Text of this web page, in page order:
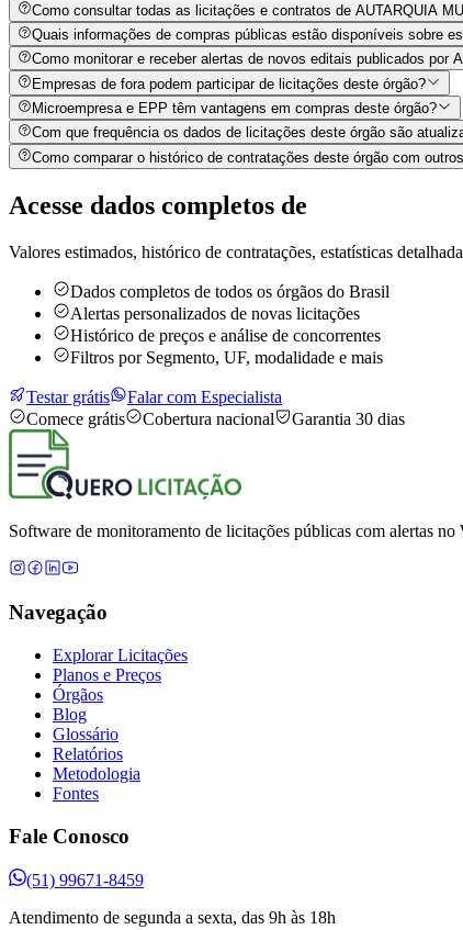
Como consultar todas as licitações e contratos de AUTARQUIA
Quais informações de compras públicas estão disponíveis sobre
Como monitorar e receber alertas de novos editais publicados por
Empresas de fora podem participar de licitações deste órgão?
Microempresa e EPP têm vantagens em compras deste órgão?
Com que frequência os dados de licitações deste órgão são
Como comparar o histórico de contratações deste órgão com
Acesse dados completos de
Valores estimados, histórico de contratações, estatísticas
Dados completos de todos os órgãos do Brasil
Alertas personalizados de novas licitações
Histórico de preços e análise de concorrentes
Filtros por Segmento, UF, modalidade e mais
Testar grátis
Falar com Especialista
Comece grátis
Cobertura nacional Garantia 30 dias
Software de monitoramento de licitações públicas com alertas
Navegação
Explorar Licitações
Planos e Preços
Órgãos
Blog
Glossário
Relatórios
Metodologia
Fontes
Fale Conosco
(51) 99671-8459
Atendimento de segunda a sexta, das 9h às 18h